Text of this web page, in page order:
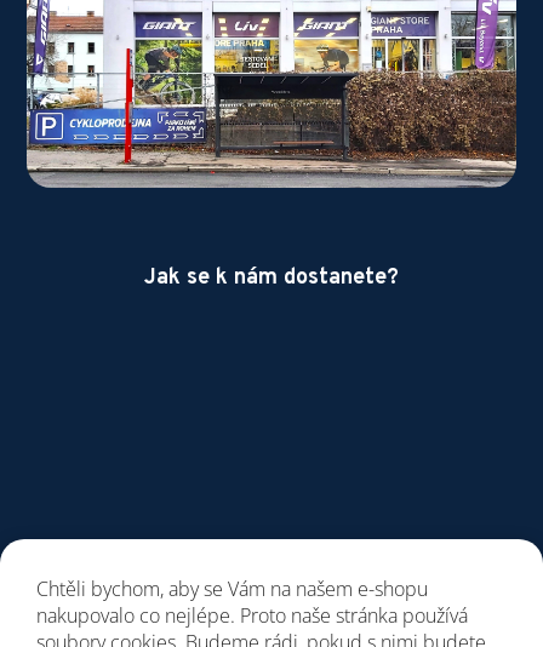
Chtěli bychom, aby se Vám na našem e-shopu
nakupovalo co nejlépe. Proto naše stránka používá
Jak se k nám dostanete?